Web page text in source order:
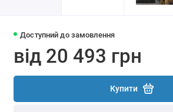
Доступний до замовлення
від 20 493 грн
Купити